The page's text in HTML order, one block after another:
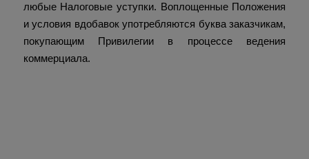
любые Налоговые уступки. Воплощенные Положения
и условия вдобавок употребляются буква заказчикам,
покупающим Привилегии в процессе ведения
коммерциала.